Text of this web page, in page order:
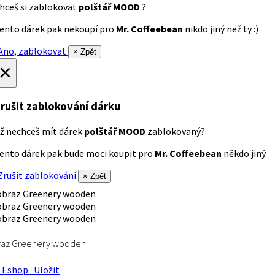
si zablokovat polštář MOOD ?
dárek pak nekoupí pro Mr. Coffeebean nikdo jiný než ty :)
zablokovat
× Zpět
zablokování dárku
nechceš mít dárek polštář MOOD zablokovaný?
dárek pak bude moci koupit pro Mr. Coffeebean někdo jiný.
zablokování
× Zpět
Greenery wooden
Uložit